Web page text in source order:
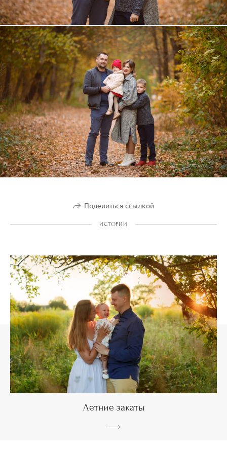
Поделиться ссылкой
ИСТОРИИ
Летние закаты